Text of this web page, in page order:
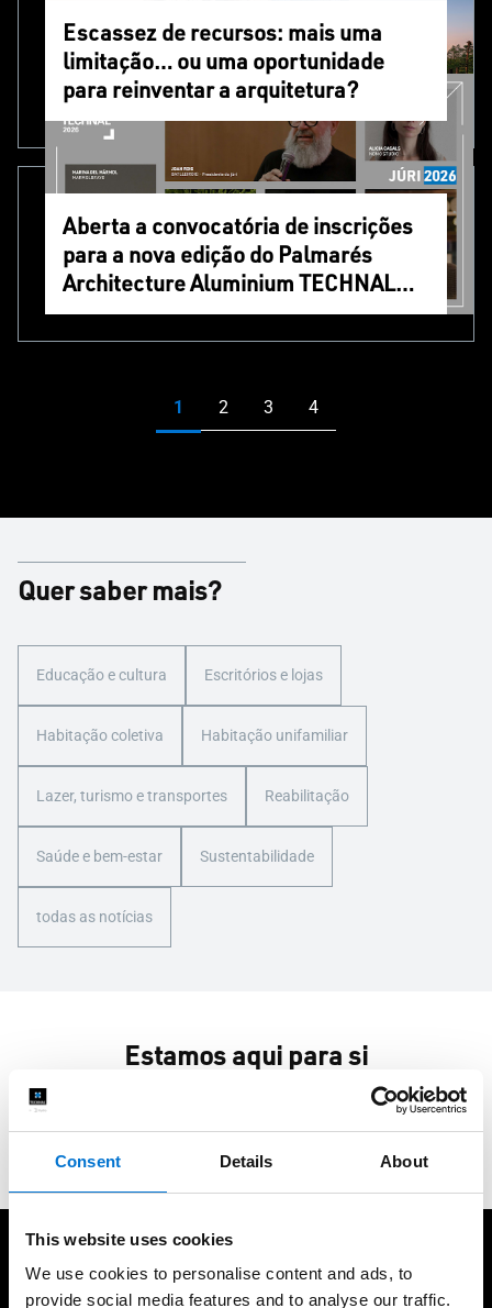
Consent Details About
This website uses cookies
We use cookies to personalise content and ads, to
provide social media features and to analyse our traffic.
Escassez de recursos: mais uma
limitação… ou uma oportunidade
para reinventar a arquitetura?
Aberta a convocatória de inscrições
para a nova edição do Palmarés
Architecture Aluminium TECHNAL
2026
Quer saber mais?
Educação e cultura Escritórios e lojas
Habitação coletiva Habitação unifamiliar
Lazer, turismo e transportes Reabilitação
Saúde e bem-estar Sustentabilidade
todas as notícias
Estamos aqui para si
Contacte-nos
Cuidamos dos nossos clientes